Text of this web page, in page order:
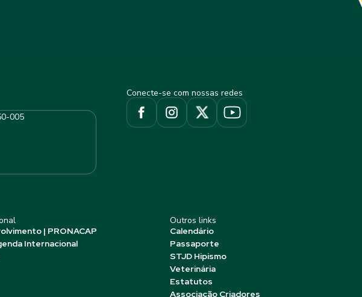
005
Conecte-se com nossas redes
| PRONACAP
Internacional
Outros links
Calendário
Passaporte
STJD Hipismo
Veterinária
Estatutos
Associação Criadores